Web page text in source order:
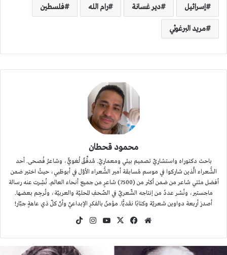
إسرائيل دير غسانة رام الله فلسطين
مريد البرغوثي
محمود قحطان
باحث دكتوراه واستشاريّ تصميم بيئي ومعماريّ. مُدقِّقٌ لُغويٌّ، وشاعرُ فُصحى. أحد
الشُّعراء الَّذين شاركوا في موسم مُسابقة أمير الشُّعراء الأوّل في أبوظبي، حيثُ اختير ضمن
أفضل مئتي شاعر من ضمن أكثر من (7500) شاعرٍ من جميع أنحاء العالم. نُشِرت عنه رسالة
ماجستير، ونُشر عددٌ من إنتاجه الشّعريّ في الصّحفِ المحليّة والعربيّة، وتُرجِم بعضها.
أصدرَ أربعة دواوين شعريّة وكتابًا نقديًّا. مؤمنٌ بالفكرِ الإبداعيّ وأنّ كلّ ذي عاهةٍ جبّار!
موقع
فيسبوك
‫X
‫YouTubeانستقرام